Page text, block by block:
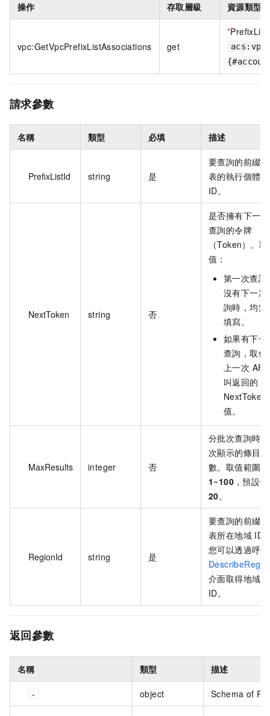
操作 存取層級 資源類型
vpc:GetVpcPrefixListAssociations get
*PrefixList
請求參數
名稱 類型 必填 描述
PrefixListId string 是
要查詢的前綴列
表的執行個體
ID。
NextToken string 否
是否擁有下一次
查詢的令牌
（Token）。取
值：
第一次查詢
沒有下一次
詢時，均無
填寫。
如果有下一
查詢，取值
上一次 API
叫返回的
NextToken
值。
MaxResults integer 否
分批次查詢時每
次顯示的條目
數。取值範圍：
1~100 ，預設
20。
RegionId string 是
要查詢的前綴列
表所在地域 ID
您可以透過呼叫
介面取得地域
ID。
返回參數
名稱 類型 描述
object Schema of